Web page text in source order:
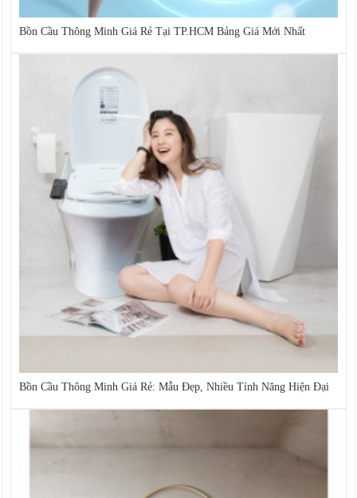
Bồn Cầu Thông Minh Giá Rẻ Tại TP.HCM Bảng Giá Mới Nhất
Bồn Cầu Thông Minh Giá Rẻ: Mẫu Đẹp, Nhiều Tính Năng Hiện Đại